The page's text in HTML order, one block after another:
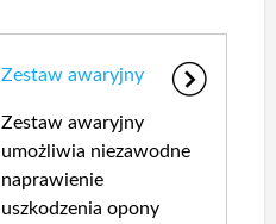
Zestaw awaryjny
Zestaw awaryjny
umożliwia niezawodne
naprawienie
uszkodzenia opony